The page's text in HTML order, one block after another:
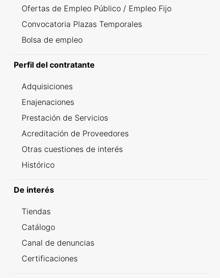
Ofertas de Empleo Público / Empleo Fijo
Convocatoria Plazas Temporales
Bolsa de empleo
Perfil del contratante
Adquisiciones
Enajenaciones
Prestación de Servicios
Acreditación de Proveedores
Otras cuestiones de interés
Histórico
De interés
Tiendas
Catálogo
Canal de denuncias
Certificaciones